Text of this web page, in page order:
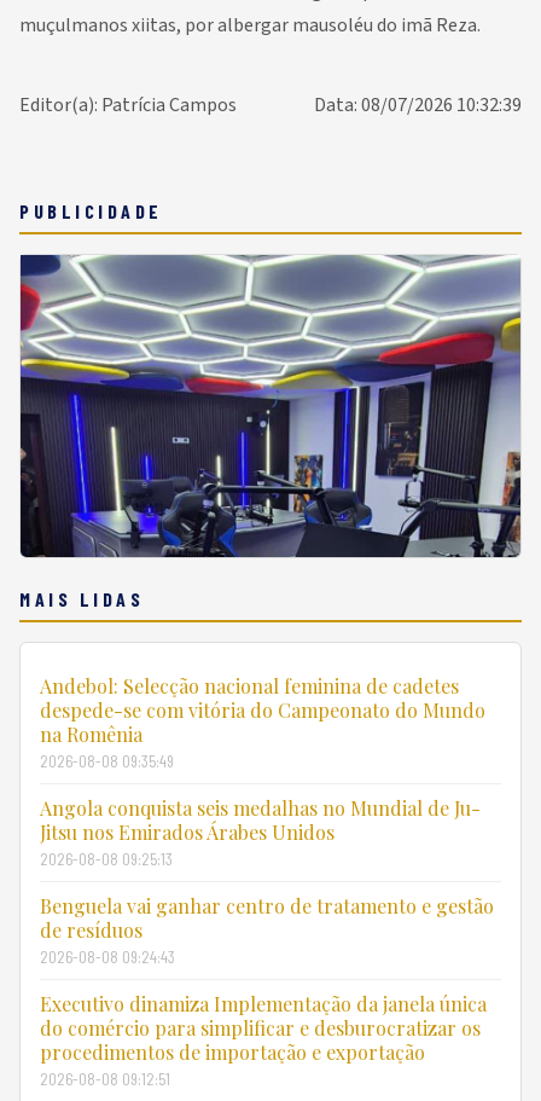
muçulmanos xiitas, por albergar mausoléu do imã Reza.
Data: 08/07/2026 10:32:39
Editor(a): Patrícia Campos
PUBLICIDADE
MAIS LIDAS
Andebol: Selecção nacional feminina de cadetes
despede-se com vitória do Campeonato do Mundo
na Romênia
2026-08-08 09:35:49
Angola conquista seis medalhas no Mundial de Ju-
Jitsu nos Emirados Árabes Unidos
2026-08-08 09:25:13
Benguela vai ganhar centro de tratamento e gestão
de resíduos
2026-08-08 09:24:43
Executivo dinamiza Implementação da janela única
do comércio para simplificar e desburocratizar os
procedimentos de importação e exportação
2026-08-08 09:12:51